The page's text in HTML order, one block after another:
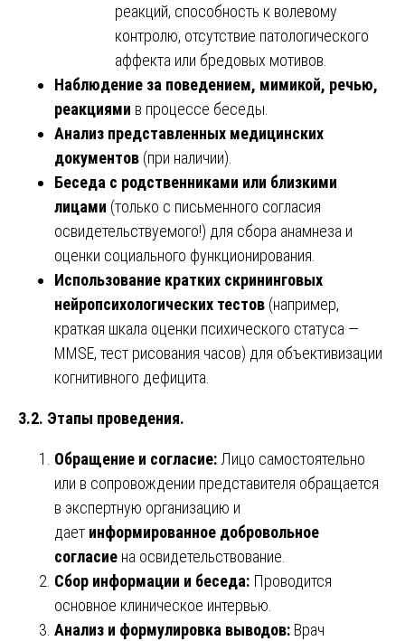
реакций, способность к волевому
контролю, отсутствие патологического
аффекта или бредовых мотивов.
Наблюдение за поведением, мимикой, речью,
реакциями в процессе беседы.
Анализ представленных медицинских
документов (при наличии).
Беседа с родственниками или близкими
лицами (только с письменного согласия
освидетельствуемого!) для сбора анамнеза и
оценки социального функционирования.
Использование кратких скрининговых
нейропсихологических тестов (например,
краткая шкала оценки психического статуса —
MMSE, тест рисования часов) для объективизации
когнитивного дефицита.
3.2. Этапы проведения.
Обращение и согласие: Лицо самостоятельно
или в сопровождении представителя обращается
в экспертную организацию и
дает информированное добровольное
согласие на освидетельствование.
Сбор информации и беседа: Проводится
основное клиническое интервью.
Анализ и формулировка выводов: Врач